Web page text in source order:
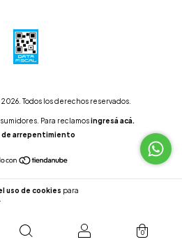
uso de cookies para
0
2026. Todos los derechos reservados.
Para reclamosingresá acá.
arrepentimiento